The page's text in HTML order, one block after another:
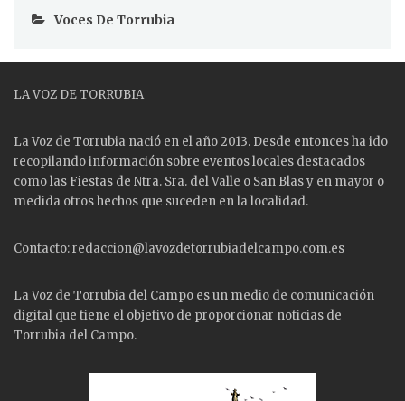
Voces De Torrubia
LA VOZ DE TORRUBIA
La Voz de Torrubia nació en el año 2013. Desde entonces ha ido
recopilando información sobre eventos locales destacados
como las Fiestas de Ntra. Sra. del Valle o San Blas y en mayor o
medida otros hechos que suceden en la localidad.
Contacto: redaccion@lavozdetorrubiadelcampo.com.es
La Voz de Torrubia del Campo es un medio de comunicación
digital que tiene el objetivo de proporcionar noticias de
Torrubia del Campo.